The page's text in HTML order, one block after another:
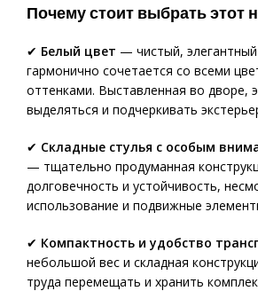
Почему стоит выбрать этот
✔ Белый цвет — чистый,
гармонично сочетается со всеми
оттенками. Выставленная во дворе,
выделяться и подчеркивать
✔ Складные стулья с особым
— тщательно продуманная
долговечность и устойчивость,
использование и подвижные
✔ Компактность и удобство
небольшой вес и складная
труда перемещать и хранить